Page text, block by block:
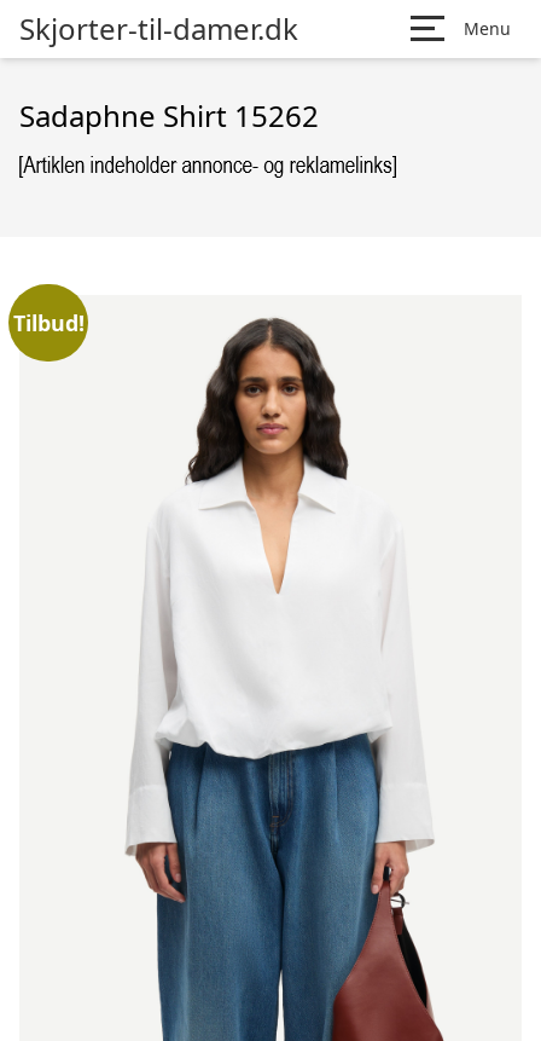
Skjorter-til-damer.dk Menu
Sadaphne Shirt 15262
Tilbud!